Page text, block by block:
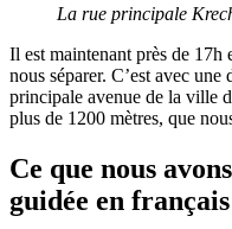
La rue principale
Il est maintenant près de 17h
nous séparer. C’est avec
principale avenue de la ville
plus de 1200 mètres, que
Ce que nous
guidée en